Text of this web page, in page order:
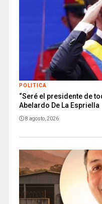
POLITICA
“Seré el presidente de
Abelardo De La Espriella
8 agosto, 2026